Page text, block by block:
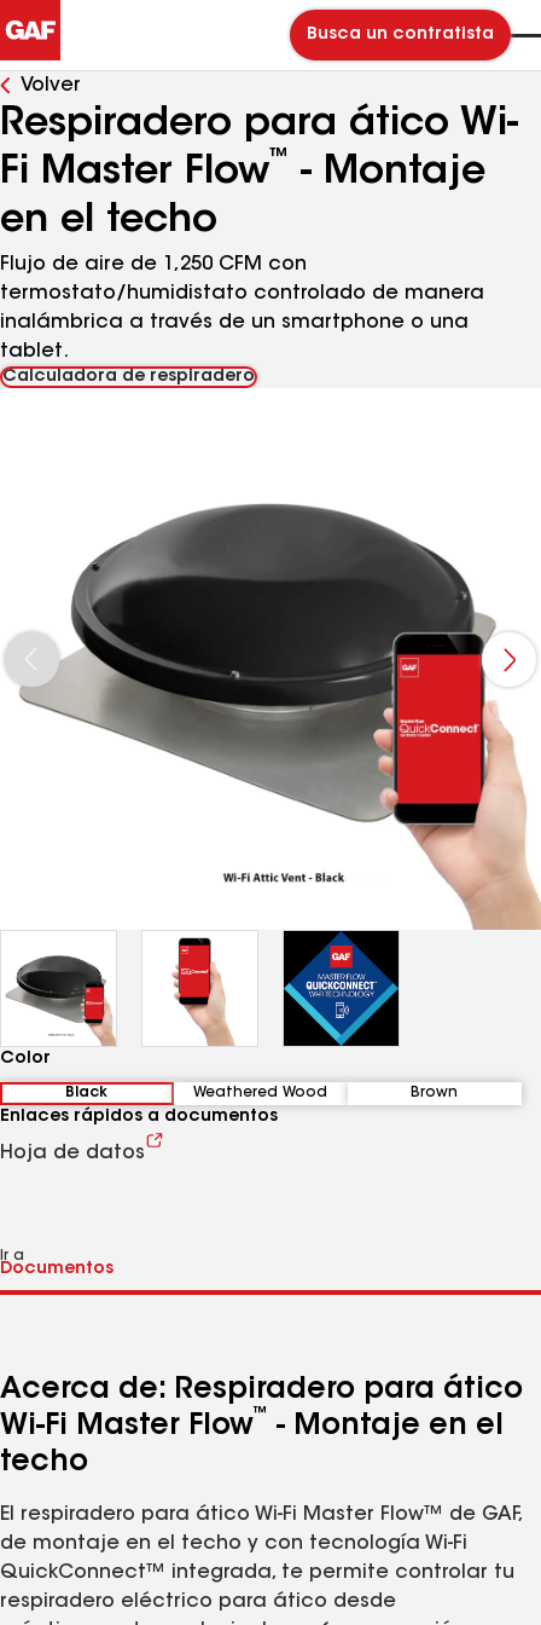
Busca un contratista
Volver
Respiradero para ático Wi-
Fi Master Flow™
- Montaje
en el techo
Flujo de aire de 1,250 CFM con
termostato/humidistato controlado de manera
inalámbrica a través de un smartphone o una
tablet.
Calculadora de respiradero
Color
Black Weathered Wood Brown
Enlaces rápidos a documentos
Hoja de datos
Ir a
Acerca de: Respiradero para ático
Wi-Fi Master Flow™
- Montaje en el
techo
El respiradero para ático Wi-Fi Master Flow™ de GAF,
de montaje en el techo y con tecnología Wi-Fi
QuickConnect™ integrada, te permite controlar tu
respiradero eléctrico para ático desde